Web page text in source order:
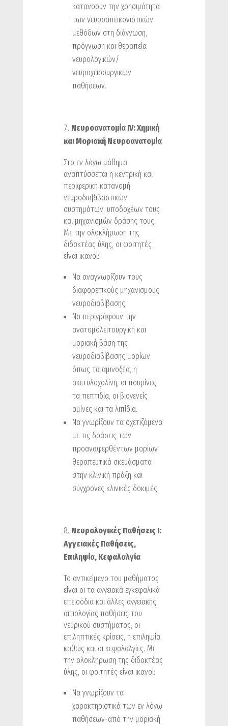
κατανοούν την χρησιμότητα
των νευροαπεικονιστικών
μεθόδων στη διάγνωση,
πρόγνωση και θεραπεία
νευρολογικών/
νευροχειρουργικών
παθήσεων.
Νευροανατομία ΙV: Χημική
και Μοριακή Νευροανατομία
Στο εν λόγω μάθημα
αναπτύσσεται η κεντρική και
περιφερική κατανομή
νευροδιαβιβαστικών
συστημάτων, υποδοχέων τους
και μηχανισμών δράσης τους.
Με την ολοκλήρωση της
διδακτέας ύλης, οι φοιτητές
είναι ικανοί:
Να αναγνωρίζουν τους
διαφορετικούς μηχανισμούς
νευροδιαβίβασης.
Nα περιγράφουν την
ανατομολειτουργική και
μοριακή βάση της
νευροδιαβίβασης μορίων
όπως τα αμινοξέα, η
ακετυλοχολίνη, οι πουρίνες,
τα πεπτιδία, οι βιογενείς
αμίνες και τα λιπίδια.
Να γνωρίζουν τα σχετιζόμενα
με τις δράσεις των
προαναφερθέντων μορίων
θεραπευτικά σκευάσματα
στην κλινική πράξη και
σύγχρονες κλινικές δοκιμές
Νευρολογικές Παθήσεις Ι:
Αγγειακές Παθήσεις,
Επιληψία, Κεφαλαλγία
Το αντικείμενο του μαθήματος
είναι οι τα αγγειακά εγκεφαλικά
επεισόδια και άλλες αγγειακής
αιτιολογίας παθήσεις του
νευρικού συστήματος, οι
επιληπτικές κρίσεις, η επιληψία
καθώς και οι κεφαλαλγίες. Με
την ολοκλήρωση της διδακτέας
ύλης, οι φοιτητές είναι ικανοί:
Να γνωρίζουν τα
χαρακτηριστικά των εν λόγω
παθήσεων-από την μοριακή